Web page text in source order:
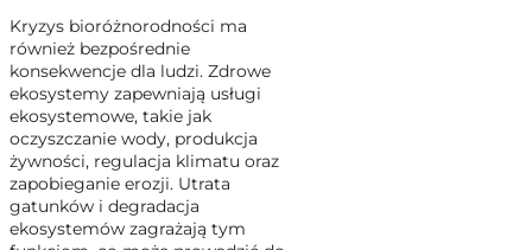
Kryzys bioróżnorodności ma
również bezpośrednie
konsekwencje dla ludzi. Zdrowe
ekosystemy zapewniają usługi
ekosystemowe, takie jak
oczyszczanie wody, produkcja
żywności, regulacja klimatu oraz
zapobieganie erozji. Utrata
gatunków i degradacja
ekosystemów zagrażają tym